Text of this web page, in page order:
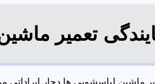
تعمیر
ماشین لباسشویی ها دچار ایراداتی